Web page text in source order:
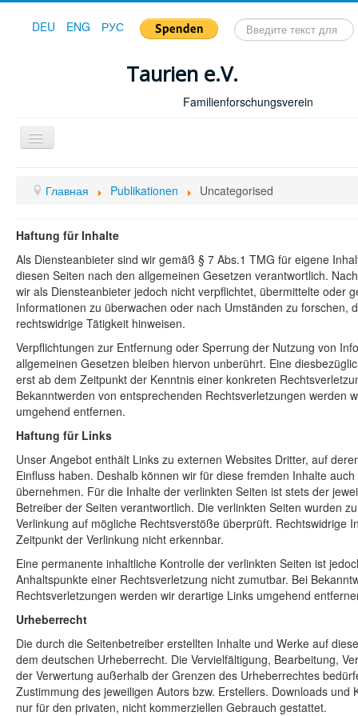
DEU ENG РУС Искать...
Taurien e.V.
Familienforschungsverein
Toggle
Navigation
Главная
Publikationen Uncategorised
Haftung für Inhalte
Als Diensteanbieter sind wir gemäß § 7 Abs.1 TMG für eigene
diesen Seiten nach den allgemeinen Gesetzen verantwortlich.
wir als Diensteanbieter jedoch nicht verpflichtet, übermittelte oder
Informationen zu überwachen oder nach Umständen zu forschen,
rechtswidrige Tätigkeit hinweisen.
Verpflichtungen zur Entfernung oder Sperrung der Nutzung von
allgemeinen Gesetzen bleiben hiervon unberührt. Eine
erst ab dem Zeitpunkt der Kenntnis einer konkreten
Bekanntwerden von entsprechenden Rechtsverletzungen werden
umgehend entfernen.
Haftung für Links
Unser Angebot enthält Links zu externen Websites Dritter, auf
Einfluss haben. Deshalb können wir für diese fremden Inhalte
übernehmen. Für die Inhalte der verlinkten Seiten ist stets der
Betreiber der Seiten verantwortlich. Die verlinkten Seiten wurden
Verlinkung auf mögliche Rechtsverstöße überprüft. Rechtswidrige
Zeitpunkt der Verlinkung nicht erkennbar.
Eine permanente inhaltliche Kontrolle der verlinkten Seiten ist
Anhaltspunkte einer Rechtsverletzung nicht zumutbar. Bei
Rechtsverletzungen werden wir derartige Links umgehend
Urheberrecht
Die durch die Seitenbetreiber erstellten Inhalte und Werke auf
dem deutschen Urheberrecht. Die Vervielfältigung, Bearbeitung,
der Verwertung außerhalb der Grenzen des Urheberrechtes
Zustimmung des jeweiligen Autors bzw. Erstellers. Downloads und
nur für den privaten, nicht kommerziellen Gebrauch gestattet.